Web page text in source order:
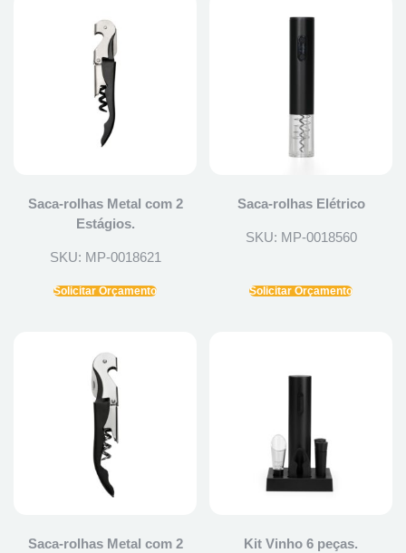
Saca-rolhas Metal com 2
Estágios.
SKU: MP-0018621
Solicitar Orçamento
Saca-rolhas Elétrico
SKU: MP-0018560
Solicitar Orçamento
Saca-rolhas Metal com 2
Kit Vinho 6 peças.